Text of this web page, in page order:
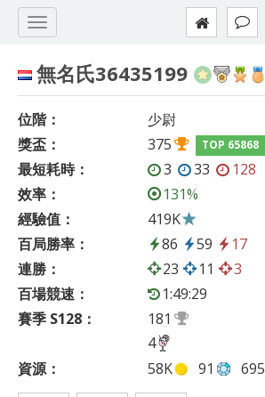
無名氏36435199
位階：
少尉
獎盃：
375 TOP 65868
最短耗時： 3 33
128
效率：
131%
經驗值：
419K
百局勝率：
86 59
17
連勝：
23 11
3
百場競速：
1:49:29
賽季 S128：
181
4
資源：
58K 91 695